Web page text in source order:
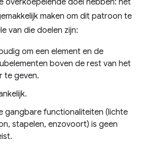
overkoepelende doel hebben: het
maken om dit patroon te
van die doelen zijn:
om een ​​element en de
boven de rest van het
te geven.
gangbare functionaliteiten (lichte
stapelen, enzovoort) is geen